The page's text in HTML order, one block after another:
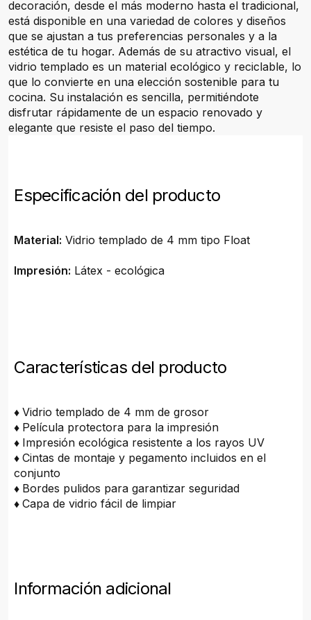
decoración, desde el más moderno hasta el tradicional,
está disponible en una variedad de colores y diseños
que se ajustan a tus preferencias personales y a la
estética de tu hogar. Además de su atractivo visual, el
vidrio templado es un material ecológico y reciclable, lo
que lo convierte en una elección sostenible para tu
cocina. Su instalación es sencilla, permitiéndote
disfrutar rápidamente de un espacio renovado y
elegante que resiste el paso del tiempo.
Especificación del producto
Material: Vidrio templado de 4 mm tipo Float
Impresión: Látex - ecológica
Características del producto
♦Vidrio templado de 4 mm de grosor
♦ Película protectora para la impresión
♦ Impresión ecológica resistente a los rayos UV
♦Cintas de montaje y pegamento incluidos en el
conjunto
♦ Bordes pulidos para garantizar seguridad
♦Capa de vidrio fácil de limpiar
Información adicional